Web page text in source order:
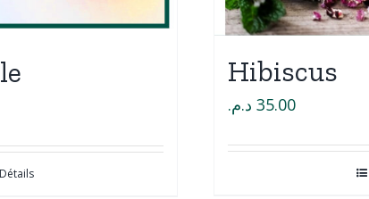
Détails
Hibiscus
35.00 د.م.